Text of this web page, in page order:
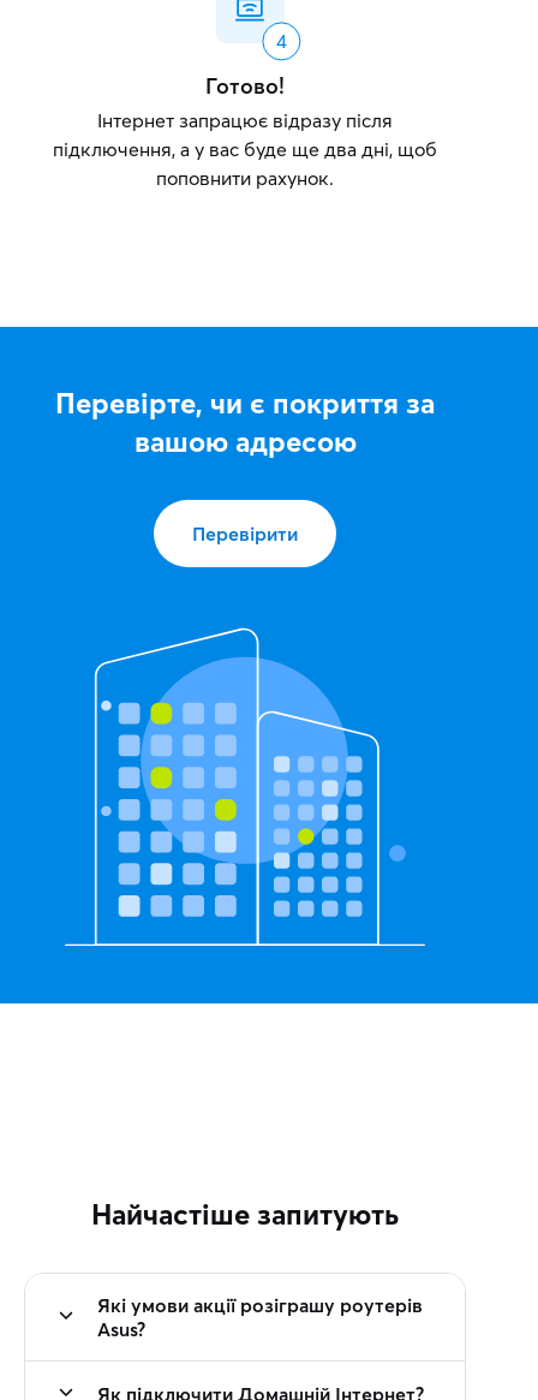
Готово!
Інтернет запрацює відразу після
підключення, а у вас буде ще два дні, щоб
поповнити рахунок.
Перевірте, чи є покриття за
вашою адресою
Перевірити
Найчастіше запитують
Які умови акції розіграшу роутерів
Asus?
Як підключити Домашній Інтернет?